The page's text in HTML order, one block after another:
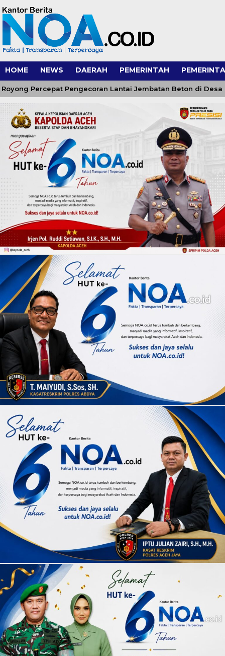
HOME NEWS DAERAH PEMERINTAH
Pengecoran Lantai Jembatan Beton di Desa Bunga